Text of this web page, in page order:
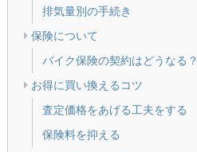
排気量別の手続き
保険について
バイク保険の契約はどうなる？
お得に買い換えるコツ
査定価格をあげる工夫をする
保険料を抑える